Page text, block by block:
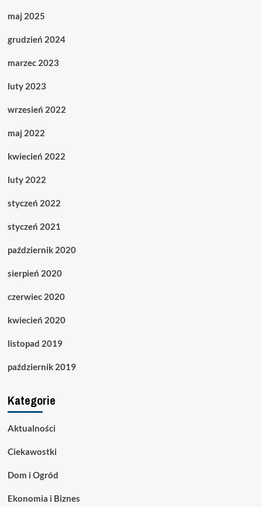
maj 2025
grudzień 2024
marzec 2023
luty 2023
wrzesień 2022
maj 2022
kwiecień 2022
luty 2022
styczeń 2022
styczeń 2021
październik 2020
sierpień 2020
czerwiec 2020
kwiecień 2020
listopad 2019
październik 2019
Kategorie
Aktualności
Ciekawostki
Dom i Ogród
Ekonomia i Biznes